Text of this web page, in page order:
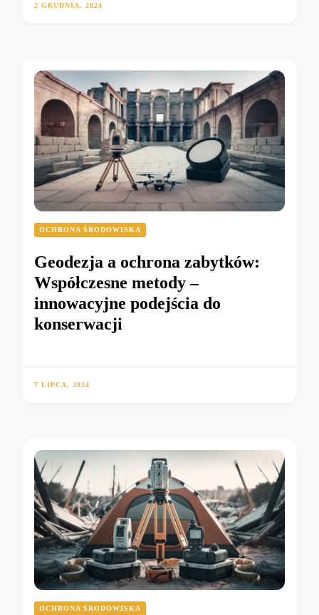
2 GRUDNIA, 2024
OCHRONA ŚRODOWISKA
Geodezja a ochrona zabytków:
Współczesne metody –
innowacyjne podejścia do
konserwacji
7 LIPCA, 2024
OCHRONA ŚRODOWISKA